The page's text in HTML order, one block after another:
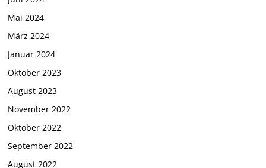
Mai 2024
März 2024
Januar 2024
Oktober 2023
August 2023
November 2022
Oktober 2022
September 2022
August 2022